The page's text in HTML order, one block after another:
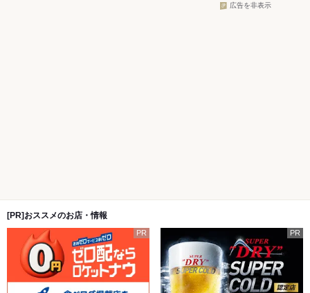
広告を非表示
[PR]おススメのお店・情報
PR PR